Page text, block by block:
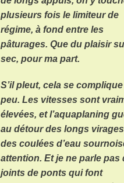
plusieurs fois le limiteur de
régime, à fond entre les
pâturages. Que du plaisir
sec, pour ma part.
S’il pleut, cela se
peu. Les vitesses sont
élevées, et l’aquaplaning
au détour des longs
des coulées d’eau
attention. Et je ne parle pas
joints de ponts qui font